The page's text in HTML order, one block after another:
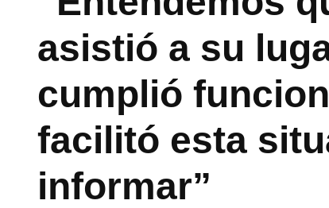
asistió a su
cumplió
facilitó esta
informar”